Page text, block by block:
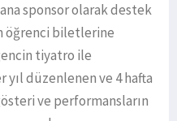
sponsor olarak destek
öğrenci biletlerine
tiyatro ile
yıl düzenlenen ve 4 hafta
ve performansların